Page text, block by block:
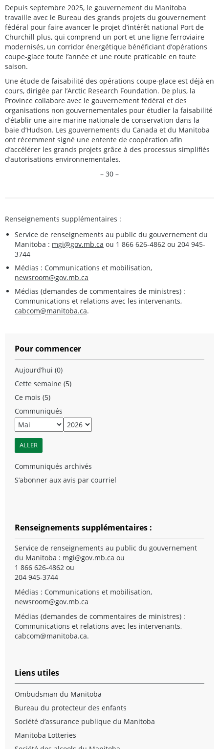
Depuis septembre 2025, le gouvernement du Manitoba
travaille avec le Bureau des grands projets du gouvernement
fédéral pour faire avancer le projet d’intérêt national Port de
Churchill plus, qui comprend un port et une ligne ferroviaire
modernisés, un corridor énergétique bénéficiant d’opérations
coupe-glace toute l’année et une route praticable en toute
saison.
Une étude de faisabilité des opérations coupe-glace est déjà en
cours, dirigée par l’Arctic Research Foundation. De plus, la
Province collabore avec le gouvernement fédéral et des
organisations non gouvernementales pour étudier la faisabilité
d’établir une aire marine nationale de conservation dans la
baie d’Hudson. Les gouvernements du Canada et du Manitoba
ont récemment signé une entente de coopération afin
d’accélérer les grands projets grâce à des processus simplifiés
d’autorisations environnementales.
– 30 –
Renseignements supplémentaires :
Service de renseignements au public du gouvernement du
Manitoba : mgi@gov.mb.ca ou 1 866 626-4862 ou 204 945-
3744
Médias : Communications et mobilisation,
newsroom@gov.mb.ca
Médias (demandes de commentaires de ministres) :
Communications et relations avec les intervenants,
cabcom@manitoba.ca.
Pour commencer
Aujourd’hui (0)
Cette semaine (5)
Ce mois (5)
Communiqués
Communiqués archivés
S’abonner aux avis par courriel
Renseignements supplémentaires :
Service de renseignements au public du gouvernement
du Manitoba : mgi@gov.mb.ca ou
1 866 626-4862 ou
204 945-3744
Médias : Communications et mobilisation,
newsroom@gov.mb.ca
Médias (demandes de commentaires de ministres) :
Communications et relations avec les intervenants,
cabcom@manitoba.ca.
Liens utiles
Ombudsman du Manitoba
Bureau du protecteur des enfants
Société d’assurance publique du Manitoba
Manitoba Lotteries